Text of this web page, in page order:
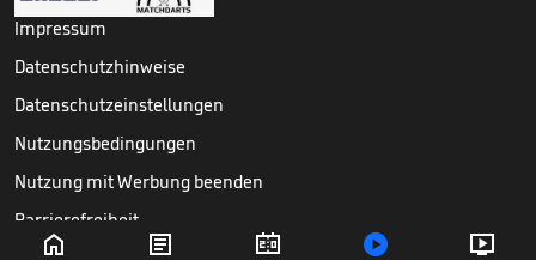
    
Impressum
Datenschutzhinweise
Datenschutzeinstellungen
Nutzungsbedingungen
Nutzung mit Werbung beenden
Barrierefreiheit